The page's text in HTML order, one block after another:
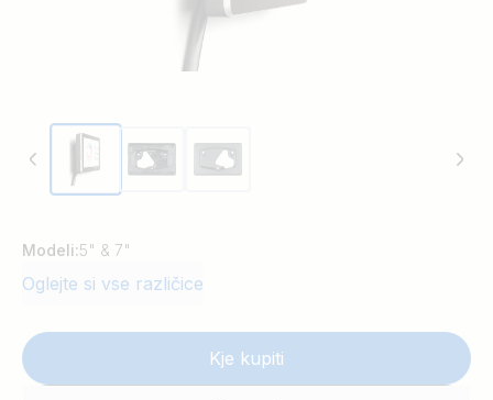
Modeli:5" & 7"
Oglejte si vse različice
Kje kupiti